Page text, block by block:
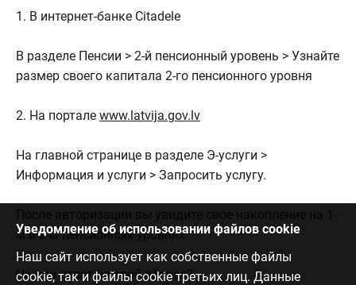
1. В интернет-банке Citadele
В разделе Пенсии > 2-й пенсионный уровень > Узнайте
размер своего капитала 2-го пенсионного уровня
2. На портале www.latvija.gov.lv
На главной странице в разделе Э-услуги >
Информация и услуги > Запросить услугу.
м и 2-м пенсионных уровнях.
Нашли ответ на свой вопрос?
Уведомление об использовании файлов cookie
Наш сайт использует как собственные файлы
cookie, так и файлы cookie третьих лиц. Данные